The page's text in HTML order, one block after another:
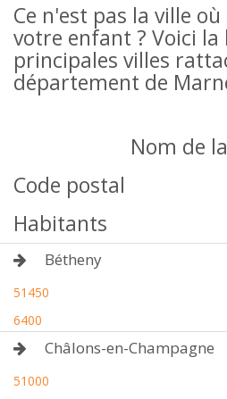
Ce n'est pas la ville
votre enfant ? Voici la
principales villes
département de
Nom de
Code postal
Habitants
Bétheny
51450
6400
Châlons-en-Champagne
51000